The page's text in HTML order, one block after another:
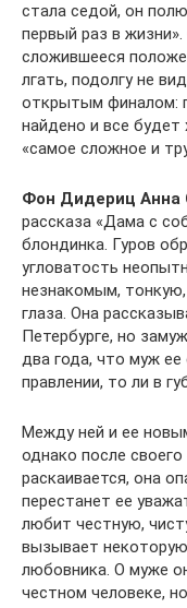
стала седой, он
первый раз в
сложившееся
лгать, подолгу не
открытым финалом:
найдено и все
«самое сложное и
Фон Дидериц Анна
рассказа «Дама с
блондинка. Гуров
угловатость
незнакомым,
глаза. Она
Петербурге, но
два года, что муж ее
правлении, то ли в
Между ней и ее
однако после
раскаивается, она
перестанет ее
любит честную,
вызывает
любовника. О муже
честном человеке,